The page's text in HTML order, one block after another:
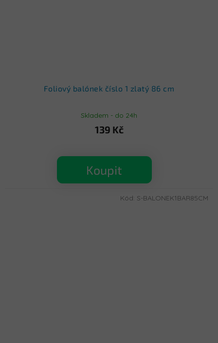
Foliový balónek číslo 1 zlatý 86 cm
Skladem - do 24h
139 Kč
Koupit
Kód: S-BALONEK1BAR85CM